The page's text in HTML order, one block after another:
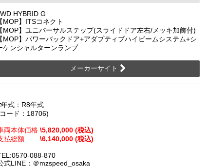
HYBRID G
【MOP】ITSコネクト
【MOP】ユニバーサルステップ(スライドドア左右/メッキ加飾付)
【MOP】パワーバックドア+アダプティブハイビームシステム+シ
ケンシャルターンランプ
メーカーサイト
式：R8年式
ード：18706)
両本体価格 \5,820,000 (税込)
払総額
\6,140,000 (税込)
088-870
式LINE：＠mzspeed_osaka